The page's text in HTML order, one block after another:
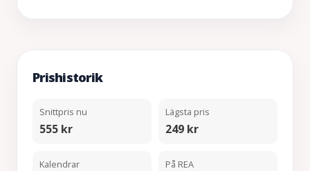
Prishistorik
Snittpris nu
555 kr
Lägsta pris
249 kr
Kalendrar På REA